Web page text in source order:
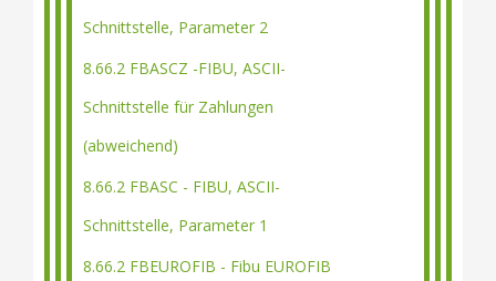
Schnittstelle, Parameter 2
8.66.2 FBASCZ -FIBU, ASCII-
Schnittstelle für Zahlungen
(abweichend)
8.66.2 FBASC - FIBU, ASCII-
Schnittstelle, Parameter 1
8.66.2 FBEUROFIB - Fibu EUROFIB